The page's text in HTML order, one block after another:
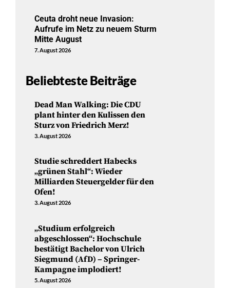
Ceuta droht neue Invasion:
Aufrufe im Netz zu neuem Sturm
Mitte August
7. August 2026
Beliebteste Beiträge
Dead Man Walking: Die CDU
plant hinter den Kulissen den
Sturz von Friedrich Merz!
3. August 2026
Studie schreddert Habecks
„grünen Stahl“: Wieder
Milliarden Steuergelder für den
Ofen!
3. August 2026
„Studium erfolgreich
abgeschlossen“: Hochschule
bestätigt Bachelor von Ulrich
Siegmund (AfD) – Springer-
Kampagne implodiert!
5. August 2026